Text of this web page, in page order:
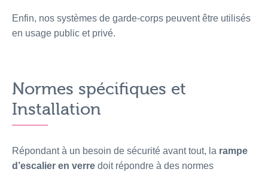
Enfin, nos systèmes de garde-corps peuvent être utilisés
en usage public et privé.
Normes spécifiques et
Installation
Répondant à un besoin de sécurité avant tout, la rampe
d’escalier en verre doit répondre à des normes